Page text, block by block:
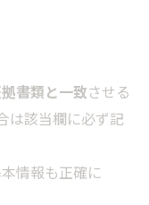
書類と一致させる
は該当欄に必ず記
情報も正確に